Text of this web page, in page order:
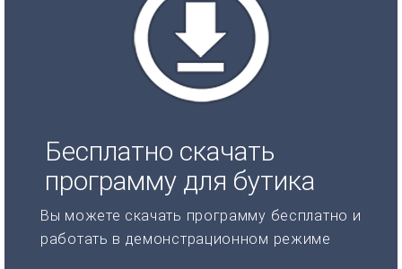
Бесплатно скачать
программу для бутика
Вы можете скачать программу бесплатно и
работать в демонстрационном режиме